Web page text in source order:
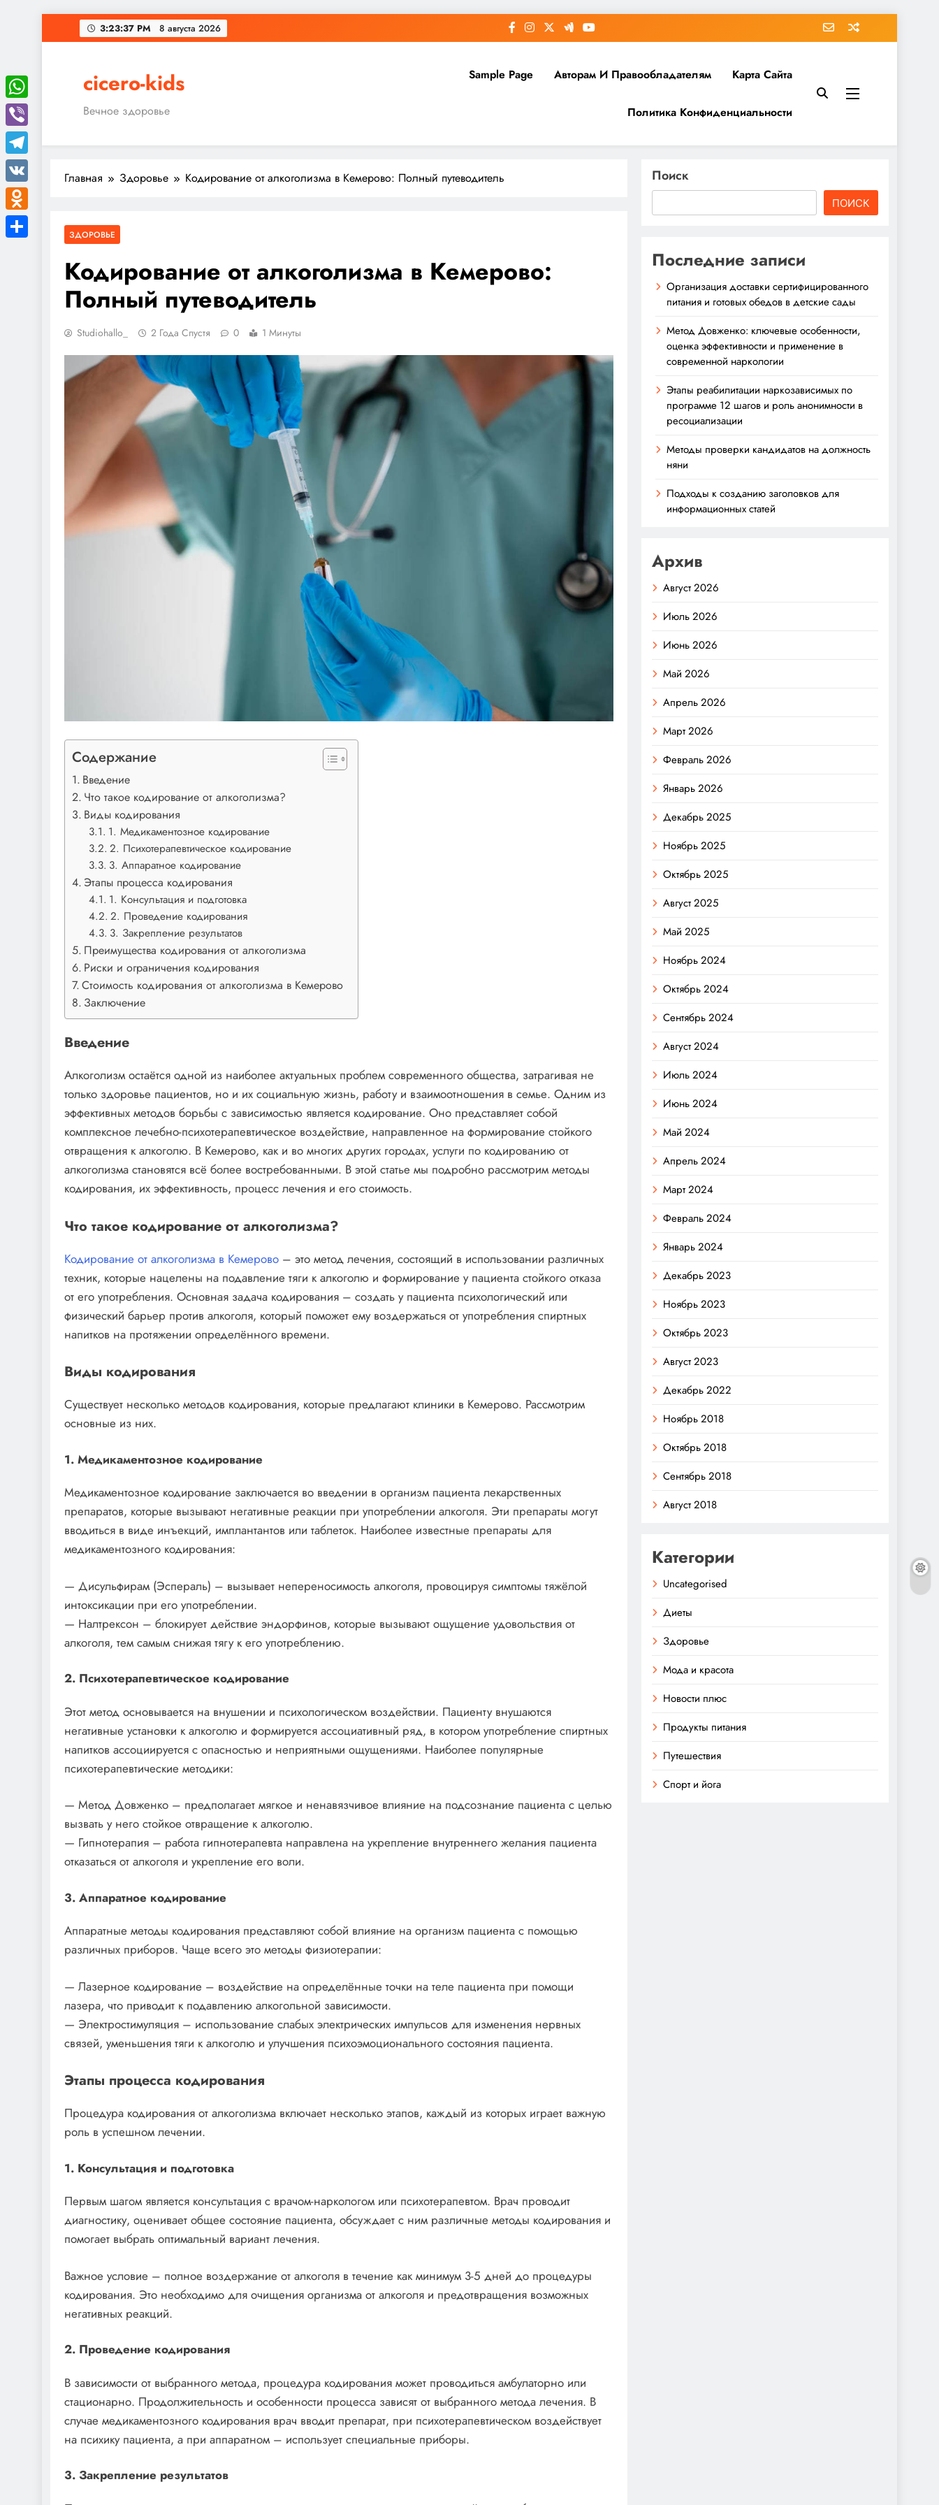
Перейти
к
3:23:38 PM 8 августа 2026
cicero-kids
Вечное здоровье
Sample Page Авторам И Правообладателям Карта Сайта
Политика Конфиденциальности
Главная Здоровье Кодирование от алкоголизма в Кемерово: Полный путеводитель
ЗДОРОВЬЕ
Кодирование от алкоголизма в Кемерово:
Полный путеводитель
Studiohallo_ 2 Года Спустя 0 1 Минуты
Содержание
Введение
Что такое кодирование от алкоголизма?
Виды кодирования
1. Медикаментозное кодирование
2. Психотерапевтическое кодирование
3. Аппаратное кодирование
Этапы процесса кодирования
1. Консультация и подготовка
2. Проведение кодирования
3. Закрепление результатов
Преимущества кодирования от алкоголизма
Риски и ограничения кодирования
Стоимость кодирования от алкоголизма в Кемерово
Заключение
Введение
Алкоголизм остаётся одной из наиболее актуальных проблем современного общества, затрагивая не
только здоровье пациентов, но и их социальную жизнь, работу и взаимоотношения в семье. Одним из
эффективных методов борьбы с зависимостью является кодирование. Оно представляет собой
комплексное лечебно-психотерапевтическое воздействие, направленное на формирование стойкого
отвращения к алкоголю. В Кемерово, как и во многих других городах, услуги по кодированию от
алкоголизма становятся всё более востребованными. В этой статье мы подробно рассмотрим методы
кодирования, их эффективность, процесс лечения и его стоимость.
Что такое кодирование от алкоголизма?
Кодирование от алкоголизма в Кемерово – это метод лечения, состоящий в использовании различных
техник, которые нацелены на подавление тяги к алкоголю и формирование у пациента стойкого отказа
от его употребления. Основная задача кодирования – создать у пациента психологический или
физический барьер против алкоголя, который поможет ему воздержаться от употребления спиртных
напитков на протяжении определённого времени.
Виды кодирования
Существует несколько методов кодирования, которые предлагают клиники в Кемерово. Рассмотрим
основные из них.
1. Медикаментозное кодирование
Медикаментозное кодирование заключается во введении в организм пациента лекарственных
препаратов, которые вызывают негативные реакции при употреблении алкоголя. Эти препараты могут
вводиться в виде инъекций, имплантантов или таблеток. Наиболее известные препараты для
медикаментозного кодирования:
— Дисульфирам (Эспераль) – вызывает непереносимость алкоголя, провоцируя симптомы тяжёлой
интоксикации при его употреблении.
— Налтрексон – блокирует действие эндорфинов, которые вызывают ощущение удовольствия от
алкоголя, тем самым снижая тягу к его употреблению.
2. Психотерапевтическое кодирование
Этот метод основывается на внушении и психологическом воздействии. Пациенту внушаются
негативные установки к алкоголю и формируется ассоциативный ряд, в котором употребление спиртных
напитков ассоциируется с опасностью и неприятными ощущениями. Наиболее популярные
психотерапевтические методики:
— Метод Довженко – предполагает мягкое и ненавязчивое влияние на подсознание пациента с целью
вызвать у него стойкое отвращение к алкоголю.
— Гипнотерапия – работа гипнотерапевта направлена на укрепление внутреннего желания пациента
отказаться от алкоголя и укрепление его воли.
3. Аппаратное кодирование
Аппаратные методы кодирования представляют собой влияние на организм пациента с помощью
различных приборов. Чаще всего это методы физиотерапии:
— Лазерное кодирование – воздействие на определённые точки на теле пациента при помощи
лазера, что приводит к подавлению алкогольной зависимости.
— Электростимуляция – использование слабых электрических импульсов для изменения нервных
связей, уменьшения тяги к алкоголю и улучшения психоэмоционального состояния пациента.
Этапы процесса кодирования
Процедура кодирования от алкоголизма включает несколько этапов, каждый из которых играет важную
роль в успешном лечении.
1. Консультация и подготовка
Первым шагом является консультация с врачом-наркологом или психотерапевтом. Врач проводит
диагностику, оценивает общее состояние пациента, обсуждает с ним различные методы кодирования и
помогает выбрать оптимальный вариант лечения.
Важное условие – полное воздержание от алкоголя в течение как минимум 3-5 дней до процедуры
кодирования. Это необходимо для очищения организма от алкоголя и предотвращения возможных
негативных реакций.
2. Проведение кодирования
В зависимости от выбранного метода, процедура кодирования может проводиться амбулаторно или
стационарно. Продолжительность и особенности процесса зависят от выбранного метода лечения. В
случае медикаментозного кодирования врач вводит препарат, при психотерапевтическом воздействует
на психику пациента, а при аппаратном – использует специальные приборы.
3. Закрепление результатов
Поиск
ПОИСК
Последние записи
Организация доставки сертифицированного
питания и готовых обедов в детские сады
Метод Довженко: ключевые особенности,
оценка эффективности и применение в
современной наркологии
Этапы реабилитации наркозависимых по
программе 12 шагов и роль анонимности в
ресоциализации
Методы проверки кандидатов на должность
няни
Подходы к созданию заголовков для
информационных статей
Архив
Август 2026
Июль 2026
Июнь 2026
Май 2026
Апрель 2026
Март 2026
Февраль 2026
Январь 2026
Декабрь 2025
Ноябрь 2025
Октябрь 2025
Август 2025
Май 2025
Ноябрь 2024
Октябрь 2024
Сентябрь 2024
Август 2024
Июль 2024
Июнь 2024
Май 2024
Апрель 2024
Март 2024
Февраль 2024
Январь 2024
Декабрь 2023
Ноябрь 2023
Октябрь 2023
Август 2023
Декабрь 2022
Ноябрь 2018
Октябрь 2018
Сентябрь 2018
Август 2018
Категории
Uncategorised
Диеты
Здоровье
Мода и красота
Новости плюс
Продукты питания
Путешествия
Спорт и йога
WhatsApp
Viber
Telegram
VK
Odnoklassniki